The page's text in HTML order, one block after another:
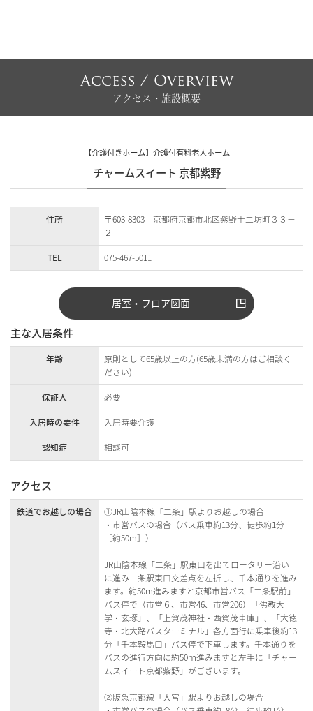
Access / Overview
アクセス・施設概要
【介護付きホーム】介護付有料老人ホーム
チャームスイート 京都紫野
住所
〒603-8303 京都府京都市北区紫野十二坊町３３－
２
TEL
075-467-5011
居室・フロア図面
主な入居条件
年齢
原則として65歳以上の方(65歳未満の方はご相談く
ださい)
保証人
必要
入居時の要件
入居時要介護
認知症
相談可
アクセス
鉄道でお越しの場合
①JR山陰本線「二条」駅よりお越しの場合
・市営バスの場合（バス乗車約13分、徒歩約1分
［約50m］）
JR山陰本線「二条」駅東口を出てロータリー沿い
に進み二条駅東口交差点を左折し、千本通りを進み
ます。約50m進みますと京都市営バス「二条駅前」
バス停で（市営６、市営46、市営206）「佛教大
学・玄琢」、「上賀茂神社・西賀茂車庫」、「大徳
寺・北大路バスターミナル」各方面行に乗車後約13
分「千本鞍馬口」バス停で下車します。千本通りを
バスの進行方向に約50ｍ進みますと左手に「チャー
ムスイート京都紫野」がございます。
②阪急京都線「大宮」駅よりお越しの場合